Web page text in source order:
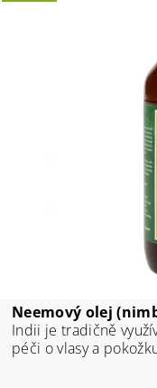
Neemový olej
Indii je tradičně
péči o vlasy a